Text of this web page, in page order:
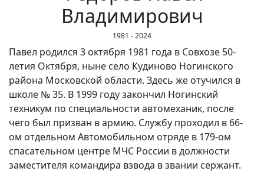
Владимирович
1981 - 2024
Павел родился 3 октября 1981 года в Совхозе 50-
летия Октября, ныне село Кудиново Ногинского
района Московской области. Здесь же отучился в
школе № 35. В 1999 году закончил Ногинский
техникум по специальности автомеханик, после
чего был призван в армию. Службу проходил в 66-
ом отдельном Автомобильном отряде в 179-ом
спасательном центре МЧС России в должности
заместителя командира взвода в звании сержант.